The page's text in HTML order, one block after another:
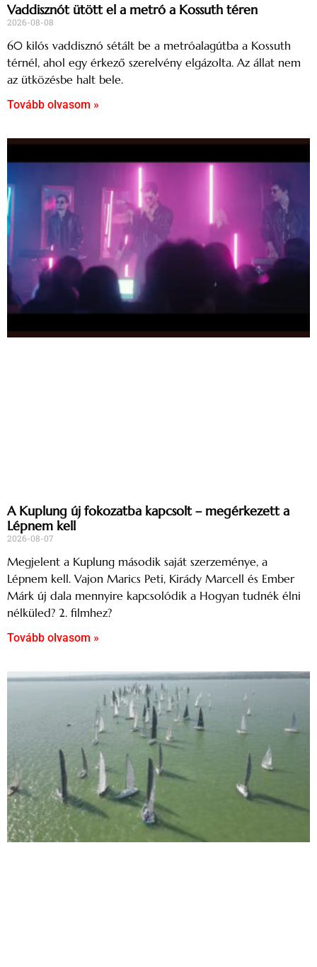
Vaddisznót ütött el a metró a Kossuth téren
2026-08-08
60 kilós vaddisznó sétált be a metróalagútba a Kossuth
térnél, ahol egy érkező szerelvény elgázolta. Az állat nem
az ütközésbe halt bele.
Tovább olvasom »
A Kuplung új fokozatba kapcsolt – megérkezett a
Lépnem kell
2026-08-07
Megjelent a Kuplung második saját szerzeménye, a
Lépnem kell. Vajon Marics Peti, Kirády Marcell és Ember
Márk új dala mennyire kapcsolódik a Hogyan tudnék élni
nélküled? 2. filmhez?
Tovább olvasom »